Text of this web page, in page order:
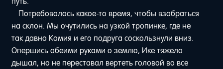
Потребовалось какое-то время, чтобы взобраться
на склон. Мы очутились на узкой тропинке, где не
так давно Комия и его подруга соскользнули вниз.
Опершись обеими руками о землю, Ике тяжело
дышал, но не переставал вертеть головой во все